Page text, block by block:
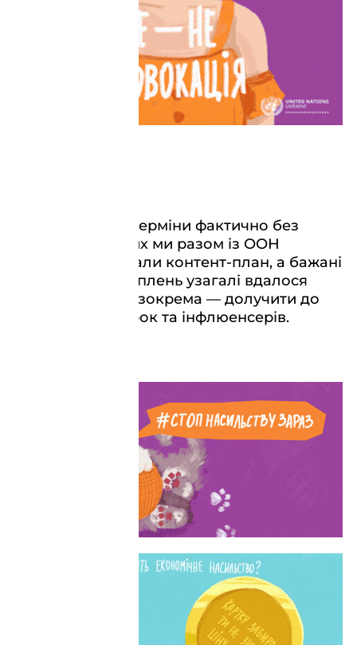
У дуже короткі терміни фактично без
перерв і вихідних ми разом із ООН
повністю виконали контент-план, а бажані
15 мільйонів охоплень узагалі вдалося
перевиконати, і зокрема — долучити до
акції відомих зірок та інфлюенсерів.